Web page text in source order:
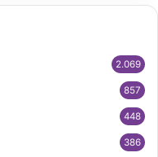
2.069
857
448
386